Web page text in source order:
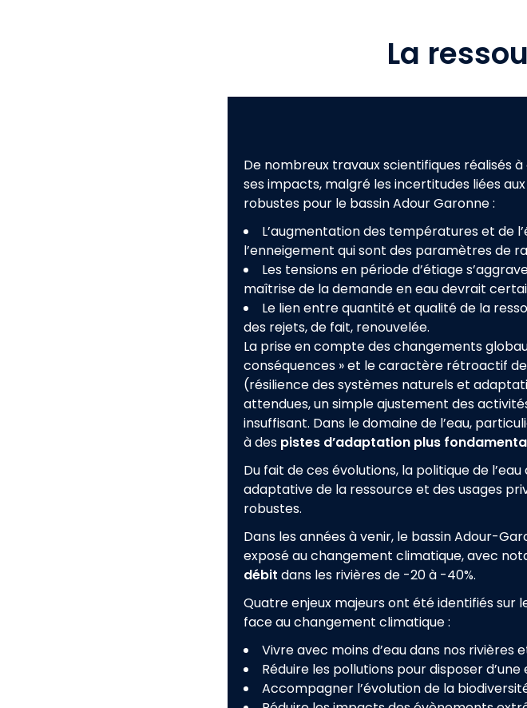
La
De nombreux travaux scientifiques réalisés
ses impacts, malgré les incertitudes liées
robustes pour le bassin Adour Garonne :
L’augmentation des températures et de
l’enneigement qui sont des paramètres de
Les tensions en période d’étiage
maîtrise de la demande en eau devrait
Le lien entre quantité et qualité de la
des rejets, de fait, renouvelée.
La prise en compte des changements
conséquences » et le caractère rétroactif
(résilience des systèmes naturels et
attendues, un simple ajustement des
insuffisant. Dans le domaine de l’eau,
à des pistes d’adaptation plus
Du fait de ces évolutions, la politique de
adaptative de la ressource et des usages
robustes.
Dans les années à venir, le bassin Adour-
exposé au changement climatique, avec
débit dans les rivières de -20à-40%.
Quatre enjeux majeurs ont été identifiés sur
face au changement climatique :
Vivre avec moins d’eau dans nos rivières
Réduire les pollutions pour disposer d’une
Accompagner l’évolution de la